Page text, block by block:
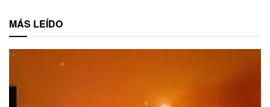
MÁS LEÍDO